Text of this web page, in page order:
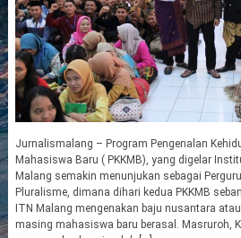
Jurnalismalang – Program Pengenalan
Mahasiswa Baru ( PKKMB), yang digelar
Malang semakin menunjukan sebagai
Pluralisme, dimana dihari kedua PKKMB
ITN Malang mengenakan baju nusantara
masing mahasiswa baru berasal. Masruroh,